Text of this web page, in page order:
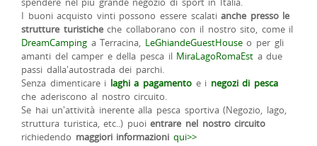
I buoni acquisto vinti possono essere scalatianche presso le
strutture turisticheche collaborano con il nostro sito, come il
DreamCamping a Terracina, LeGhiandeGuestHouseo per gli
amanti del camper e della pesca il MiraLagoRomaEst a due
passi dalla'autostrada dei parchi.
Senza dimenticare i laghi a pagamento e i negozi di pesca
che aderiscono al nostro circuito.
Se hai un'attività inerente alla pesca sportiva (Negozio, lago,
struttura turistica, etc..) puoientrare nel nostro circuito
richiedendo maggiori informazioni qui>>